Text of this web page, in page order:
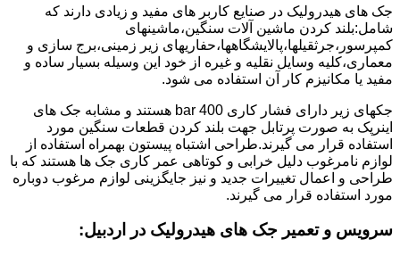
جک های هیدرولیک در صنایع کاربر های مفید و زیادی دارند که
شامل:بلند کردن ماشین آلات سنگین،ماشینهای
کمپرسور،جرثقیلها،پالایشگاهها،حفاریهای زیر زمینی،برج سازی و
معماری،کلیه وسایل نقلیه و غیره از خود این وسیله بسیار ساده و
مفید یا مکانیزم کار آن استفاده می شود.
جکهای زیر دارای فشار کاری 400 bar هستند و مشابه جک های
اینرپک به صورت پرتابل جهت بلند کردن قطعات سنگین مورد
استفاده قرار می گیرند.طراحی اشتباه پیستون بهمراه استفاده از
لوازم نامرغوب دلیل خرابی و کوتاهی عمر کاری جک ها هستند که با
طراحی و اعمال تغییرات جدید و نیز جایگزینی لوازم مرغوب دوباره
مورد استفاده قرار می گیرند.
سرویس و تعمیر جک های هیدرولیک در اردبیل: